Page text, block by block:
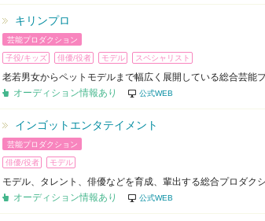
キリンプロ
芸能プロダクション
子役/キッズ 俳優/役者 モデル スペシャリスト
老若男女からペットモデルまで幅広く展開している総合芸能
オーディション情報あり
公式WEB
インゴットエンタテイメント
芸能プロダクション
俳優/役者 モデル
モデル、タレント、俳優などを育成、輩出する総合プロダク
オーディション情報あり
公式WEB